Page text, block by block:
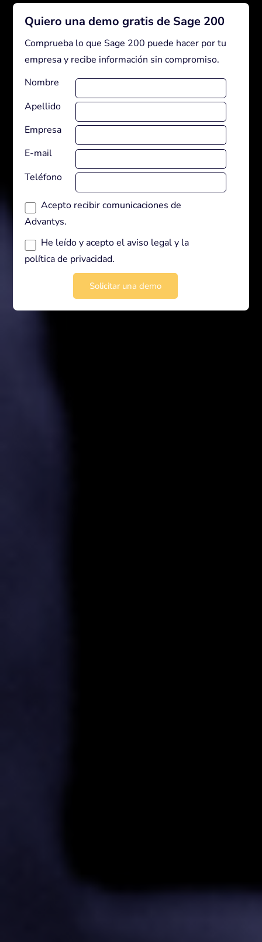
Quiero una demo gratis de Sage 200
Comprueba lo que Sage 200 puede hacer por tu
empresa y recibe información sin compromiso.
Nombre
Apellido
Empresa
E-mail
Teléfono
Acepto recibir comunicaciones de
Advantys.
He leído y acepto elaviso legaly la
política de privacidad.